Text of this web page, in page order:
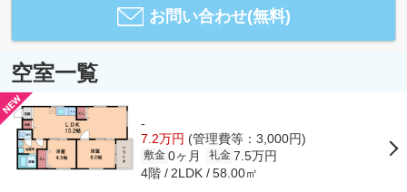
お問い合わせ(無料)
空室一覧
-
7.2万円 (管理費等：3,000円)
敷金 0ヶ月 礼金 7.5万円
4階 2LDK 58.00㎡